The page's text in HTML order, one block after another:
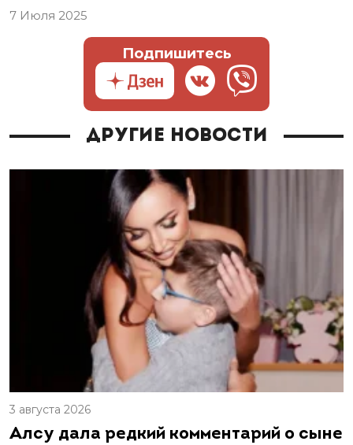
7 Июля 2025
Подпишитесь
Другие новости
3 августа 2026
Алсу дала редкий комментарий о сыне